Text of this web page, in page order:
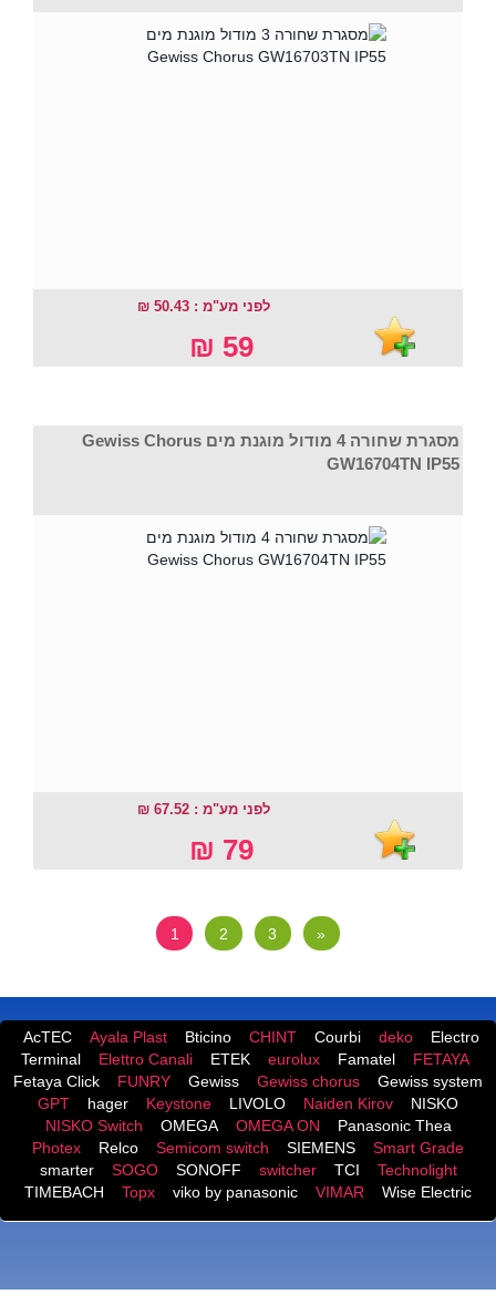
לפני מע"מ : 50.43 ₪
59 ₪
מסגרת שחורה 4 מודול מוגנת מים Gewiss Chorus
GW16704TN IP55
לפני מע"מ : 67.52 ₪
79 ₪
1 2 3 »
AcTEC Ayala Plast Bticino CHINT Courbi deko
Electro
Terminal
Elettro Canali ETEK eurolux Famatel
FETAYA
Fetaya Click
FUNRY Gewiss Gewiss chorus
Gewiss system
GPT
hager Keystone LIVOLO Naiden Kirov
NISKO
NISKO Switch
OMEGA OMEGA ON
Panasonic Thea
Photex
Relco Semicom switch SIEMENS
Smart Grade
smarter
SOGO SONOFF switcher TCI
Technolight
TIMEBACH
Topx viko by panasonic VIMAR Wise Electric